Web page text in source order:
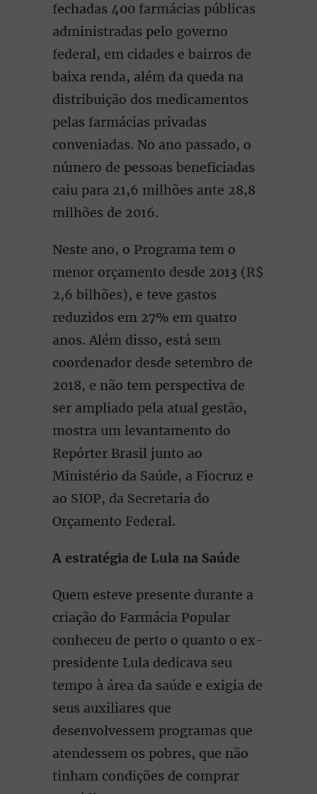
fechadas 400 farmácias públicas
administradas pelo governo
federal, em cidades e bairros de
baixa renda, além da queda na
distribuição dos medicamentos
pelas farmácias privadas
conveniadas. No ano passado, o
número de pessoas beneficiadas
caiu para 21,6 milhões ante 28,8
milhões de 2016.
Neste ano, o Programa tem o
menor orçamento desde 2013 (R$
2,6 bilhões), e teve gastos
reduzidos em 27% em quatro
anos. Além disso, está sem
coordenador desde setembro de
2018, e não tem perspectiva de
ser ampliado pela atual gestão,
mostra um levantamento do
Repórter Brasil junto ao
Ministério da Saúde, a Fiocruz e
ao SIOP, da Secretaria do
Orçamento Federal.
A estratégia de Lula na Saúde
Quem esteve presente durante a
criação do Farmácia Popular
conheceu de perto o quanto o ex-
presidente Lula dedicava seu
tempo à área da saúde e exigia de
seus auxiliares que
desenvolvessem programas que
atendessem os pobres, que não
tinham condições de comprar